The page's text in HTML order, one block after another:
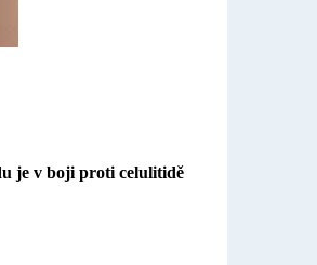
je v boji proti celulitidě